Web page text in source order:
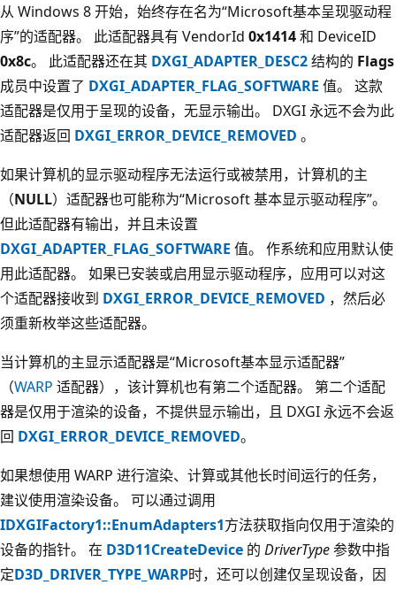
从 Windows 8 开始，始终存在名为“Microsoft基本呈现驱动程
序”的适配器。 此适配器具有 VendorId 0x1414和 DeviceID
0x8c。 此适配器还在其 DXGI_ADAPTER_DESC2结构的 Flags
成员中设置了 DXGI_ADAPTER_FLAG_SOFTWARE 值。 这款
适配器是仅用于呈现的设备，无显示输出。 DXGI 永远不会为此
适配器返回 DXGI_ERROR_DEVICE_REMOVED 。
如果计算机的显示驱动程序无法运行或被禁用，计算机的主
（NULL）适配器也可能称为“Microsoft 基本显示驱动程序”。
但此适配器有输出，并且未设置
DXGI_ADAPTER_FLAG_SOFTWARE 值。 作系统和应用默认使
用此适配器。 如果已安装或启用显示驱动程序，应用可以对这
个适配器接收到 DXGI_ERROR_DEVICE_REMOVED ，然后必
须重新枚举这些适配器。
当计算机的主显示适配器是“Microsoft基本显示适配器”
（WARP 适配器），该计算机也有第二个适配器。 第二个适配
器是仅用于渲染的设备，不提供显示输出，且 DXGI 永远不会返
回 DXGI_ERROR_DEVICE_REMOVED。
如果想使用 WARP 进行渲染、计算或其他长时间运行的任务，
建议使用渲染设备。 可以通过调用
IDXGIFactory1::EnumAdapters1方法获取指向仅用于渲染的
设备的指针。 在 D3D11CreateDevice 的 DriverType参数中指
定D3D_DRIVER_TYPE_WARP时，还可以创建仅呈现设备，因